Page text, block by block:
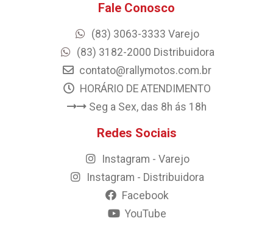
Fale Conosco
(83) 3063-3333 Varejo
(83) 3182-2000 Distribuidora
contato@rallymotos.com.br
HORÁRIO DE ATENDIMENTO
Seg a Sex, das 8h ás 18h
Redes Sociais
Instagram - Varejo
Instagram - Distribuidora
Facebook
YouTube